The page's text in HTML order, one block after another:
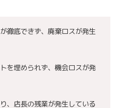
徹底できず、廃棄ロスが発生
を埋められず、機会ロスが発
、店長の残業が発生している